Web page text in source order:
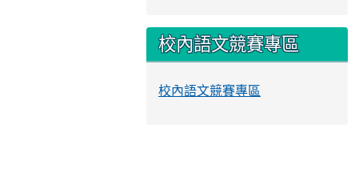
校內語文競賽專區
校內語文競賽專區